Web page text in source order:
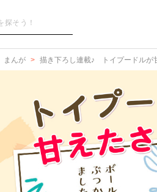
まんが 描き下ろし連載♪ トイプードルが